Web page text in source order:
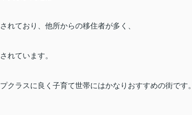
れており、他所からの移住者が多く、
れています。
クラスに良く子育て世帯にはかなりおすすめの街です。